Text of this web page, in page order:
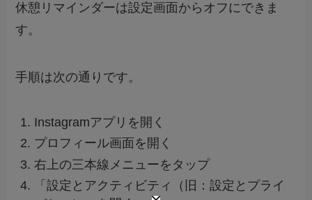
休憩リマインダーは設定画面からオフにできま
す。
手順は次の通りです。
Instagramアプリを開く
プロフィール画面を開く
右上の三本線メニューをタップ
「設定とアクティビティ（旧：設定とプライ